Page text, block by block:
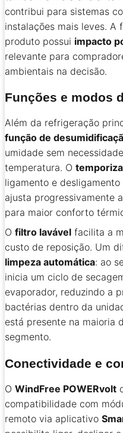
contribui para sistemas
instalações mais leves.
produto possui impacto
relevante para
ambientais na decisão.
Funções e modos
Além da refrigeração
função de
umidade sem
temperatura. O
ligamento e
ajusta progressivamente
para maior conforto
O filtro lavável facilita a
custo de reposição. Um
limpeza automática: ao
inicia um ciclo de
evaporador, reduzindo a
bactérias dentro da
está presente na maioria
segmento.
Conectividade e
O WindFree POWERvolt
compatibilidade com
remoto via aplicativo